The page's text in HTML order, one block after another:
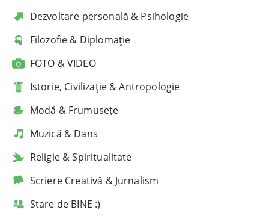
Dezvoltare personală & Psihologie
Filozofie & Diplomație
FOTO & VIDEO
Istorie, Civilizație & Antropologie
Modă & Frumusețe
Muzică & Dans
Religie & Spiritualitate
Scriere Creativă & Jurnalism
Stare de BINE :)